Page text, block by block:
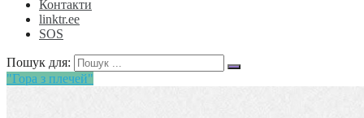
Контакти
linktr.ee
SOS
Пошук для:
"Гора з плечей"